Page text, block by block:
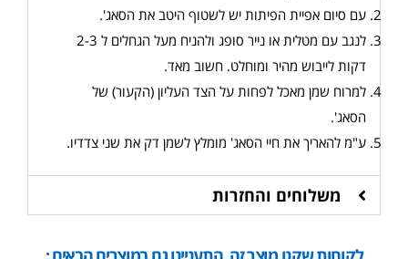
עם סיום אפיית הפיתות יש לשטוף היטב את הסאג'.
לנגב עם מטלית או נייר סופג ולהניח מעל הגחלים ל 2-3
דקות לייבוש מהיר ומוחלט. חשוב מאד.
למרוח שמן מאכל לפחות על הצד העליון (הקעור) של
הסאג'.
ע"מ להאריך את חיי הסאג' מומלץ לשמן דק את שני צדדיו.
משלוחים והחזרות